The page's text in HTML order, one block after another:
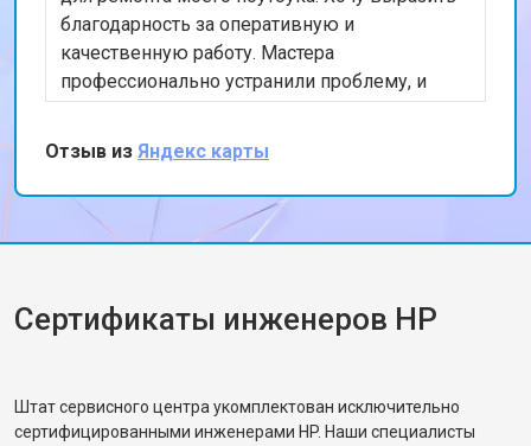
благодарность за оперативную и
качественную работу. Мастера
профессионально устранили проблему, и
теперь мой ноутбук работает безупречно.
Особенно порадовало, что ремонт был
выполнен в тот же день. Спасибо за вашу
работу!
Отзыв из Яндекс карты
Сертификаты инженеров HP
Штат сервисного центра укомплектован исключительно
сертифицированными инженерами HP. Наши специалисты